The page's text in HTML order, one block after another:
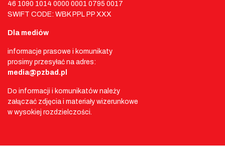
46 1090 1014 0000 0001 0795 0017
SWIFT CODE: WBK PPL PP XXX
Dla mediów
informacje prasowe i komunikaty
prosimy przesyłać na adres:
media@pzbad.pl
Do informacji i komunikatów należy
załączać zdjęcia i materiały wizerunkowe
w wysokiej rozdzielczości.